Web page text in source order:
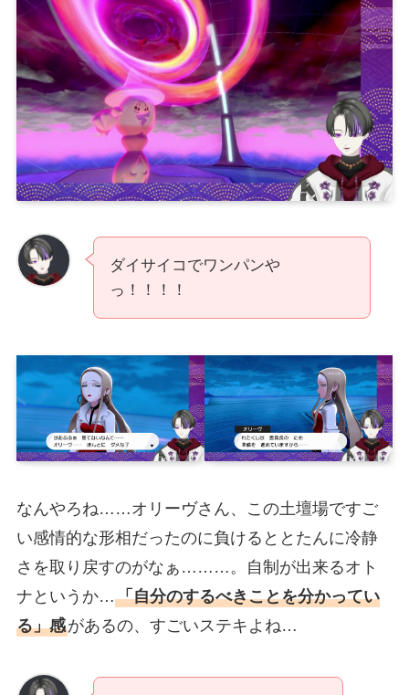
ダイサイコでワンパンや
っ！！！！
なんやろね……オリーヴさん、この土壇場ですご
い感情的な形相だったのに負けるととたんに冷静
さを取り戻すのがなぁ………。自制が出来るオト
ナというか…「自分のするべきことを分かってい
る」感があるの、すごいステキよね…